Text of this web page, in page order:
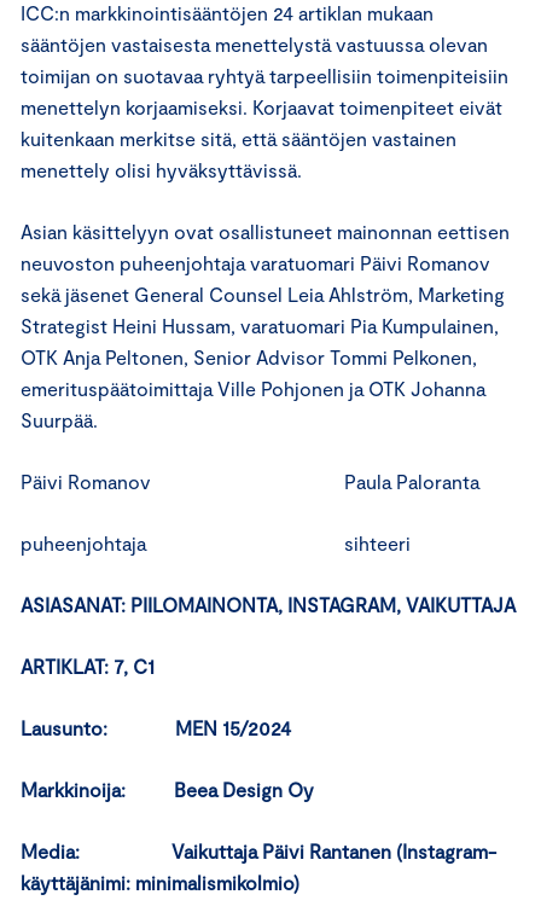
ICC:n markkinointisääntöjen 24 artiklan mukaan
sääntöjen vastaisesta menettelystä vastuussa olevan
toimijan on suotavaa ryhtyä tarpeellisiin toimenpiteisiin
menettelyn korjaamiseksi. Korjaavat toimenpiteet eivät
kuitenkaan merkitse sitä, että sääntöjen vastainen
menettely olisi hyväksyttävissä.
Asian käsittelyyn ovat osallistuneet mainonnan eettisen
neuvoston puheenjohtaja varatuomari Päivi Romanov
sekä jäsenet General Counsel Leia Ahlström, Marketing
Strategist Heini Hussam, varatuomari Pia Kumpulainen,
OTK Anja Peltonen, Senior Advisor Tommi Pelkonen,
emerituspäätoimittaja Ville Pohjonen ja OTK Johanna
Suurpää.
Päivi Romanov Paula Paloranta
puheenjohtaja sihteeri
ASIASANAT: PIILOMAINONTA, INSTAGRAM, VAIKUTTAJA
ARTIKLAT: 7, C1
Lausunto: MEN 15/2024
Markkinoija: Beea Design Oy
Media: Vaikuttaja Päivi Rantanen (Instagram-
käyttäjänimi: minimalismikolmio)